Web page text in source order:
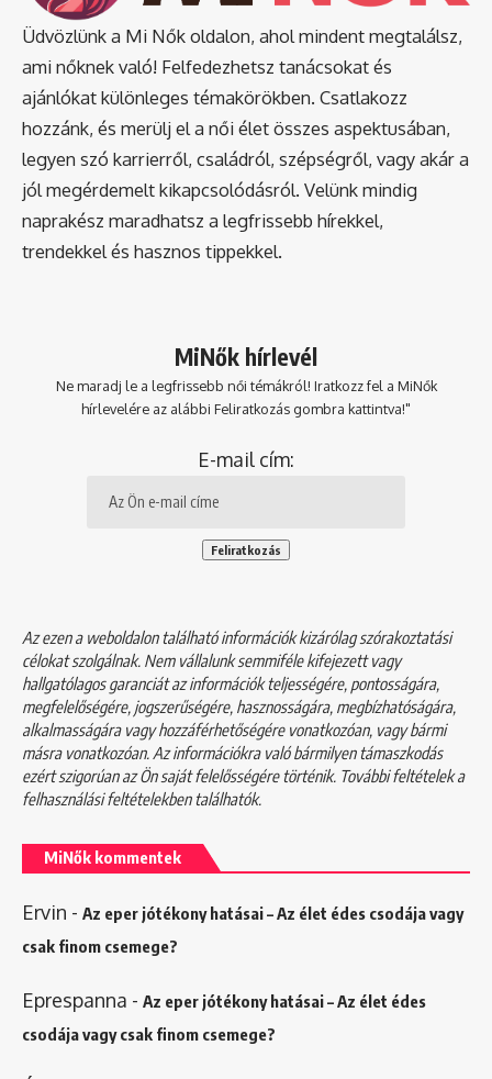
Üdvözlünk a Mi Nők oldalon, ahol mindent megtalálsz,
ami nőknek való! Felfedezhetsz tanácsokat és
ajánlókat különleges témakörökben. Csatlakozz
hozzánk, és merülj el a női élet összes aspektusában,
legyen szó karrierről, családról, szépségről, vagy akár a
jól megérdemelt kikapcsolódásról. Velünk mindig
naprakész maradhatsz a legfrissebb hírekkel,
trendekkel és hasznos tippekkel.
MiNők hírlevél
Ne maradj le a legfrissebb női témákról! Iratkozz fel a MiNők
hírlevelére az alábbi Feliratkozás gombra kattintva!"
E-mail cím:
Az ezen a weboldalon található információk kizárólag szórakoztatási
célokat szolgálnak. Nem vállalunk semmiféle kifejezett vagy
hallgatólagos garanciát az információk teljességére, pontosságára,
megfelelőségére, jogszerűségére, hasznosságára, megbízhatóságára,
alkalmasságára vagy hozzáférhetőségére vonatkozóan, vagy bármi
másra vonatkozóan. Az információkra való bármilyen támaszkodás
ezért szigorúan az Ön saját felelősségére történik. További feltételek a
felhasználási feltételekbentalálhatók.
MiNők kommentek
Ervin - Az eper jótékony hatásai – Az élet édes csodája vagy
csak finom csemege?
Eprespanna - Az eper jótékony hatásai – Az élet édes
csodája vagy csak finom csemege?